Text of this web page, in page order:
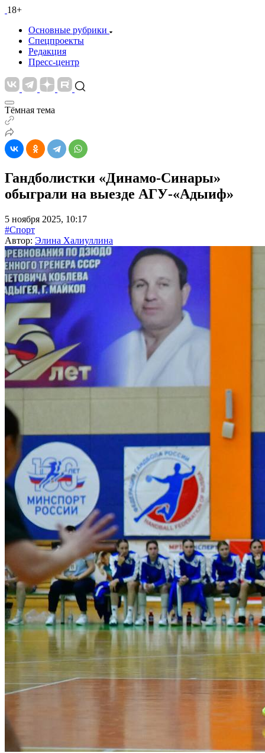
18+
Основные рубрики
Спецпроекты
Редакция
Пресс-центр
Тёмная тема
Гандболистки «Динамо-Синары»
обыграли на выезде АГУ-«Адыиф»
5 ноября 2025, 10:17
#Спорт
Автор: Элина Халиуллина